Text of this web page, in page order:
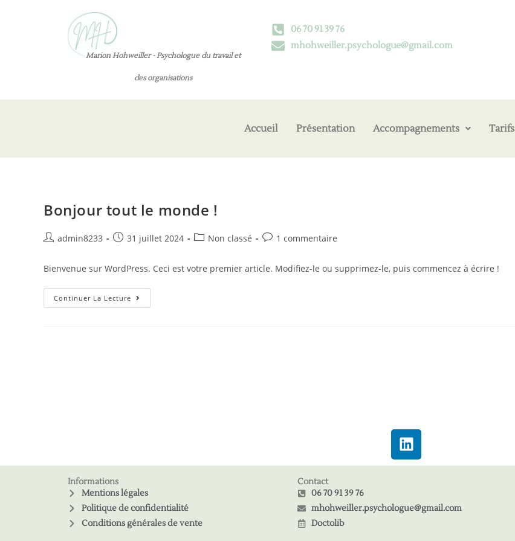
Marion Hohweiller - Psychologue du travail et
des organisations
06 70 91 39 76
mhohweiller.psychologue@gmail.com
Accueil Présentation Accompagnements Tarifs
Bonjour tout le monde !
admin8233 31 juillet 2024 Non classé 1 commentaire
Bienvenue sur WordPress. Ceci est votre premier article. Modifiez-le ou supprimez-le, puis commencez à écrire !
Continuer La Lecture
Informations
Mentions légales
Politique de confidentialité
Conditions générales de vente
Contact
06 70 91 39 76
mhohweiller.psychologue@gmail.com
Doctolib